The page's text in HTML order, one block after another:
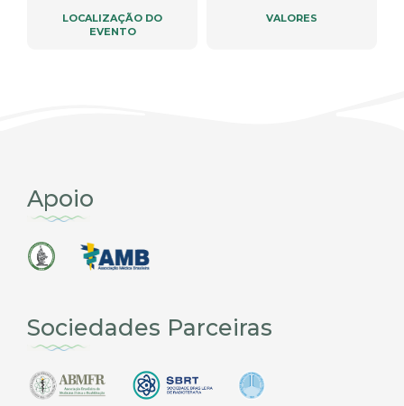
LOCALIZAÇÃO DO
EVENTO
VALORES
Apoio
Sociedades Parceiras